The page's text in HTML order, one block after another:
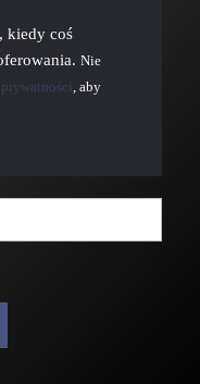
kiedy coś
Nie
, aby